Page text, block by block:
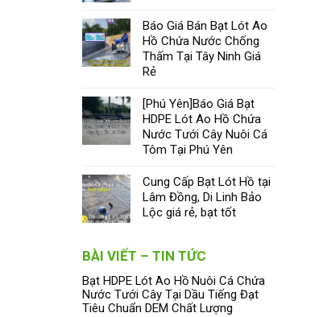
Báo Giá Bán Bạt Lót Ao
Hồ Chứa Nước Chống
Thấm Tại Tây Ninh Giá
Rẻ
[Phú Yên]Báo Giá Bạt
HDPE Lót Ao Hồ Chứa
Nước Tưới Cây Nuôi Cá
Tôm Tại Phú Yên
Cung Cấp Bạt Lót Hồ tại
Lâm Đồng, Di Linh Bảo
Lộc giá rẻ, bạt tốt
BÀI VIẾT – TIN TỨC
Bạt HDPE Lót Ao Hồ Nuôi Cá Chứa
Nước Tưới Cây Tại Dầu Tiếng Đạt
Tiêu Chuẩn DEM Chất Lượng